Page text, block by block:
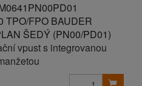
TPO/FPO BAUDER
ŠEDÝ (PN00/PD01)
vpust s integrovanou